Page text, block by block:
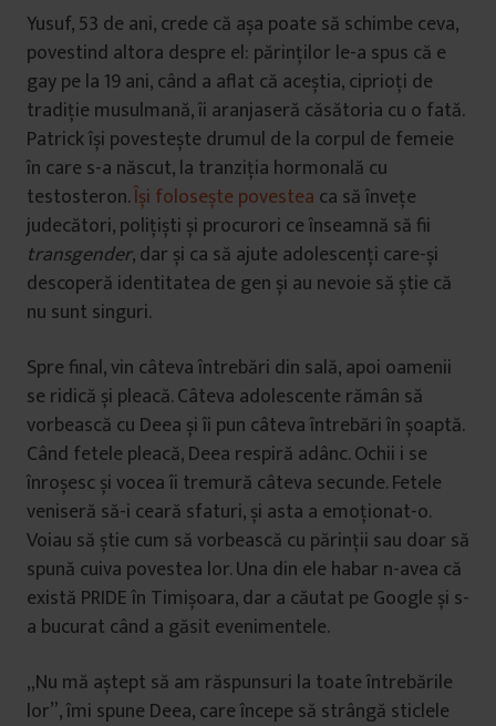
Yusuf, 53 de ani, crede că așa poate să schimbe ceva,
povestind altora despre el: părinților le-a spus că e
gay pe la 19 ani, când a aflat că aceștia, ciprioți de
tradiție musulmană, îi aranjaseră căsătoria cu o fată.
Patrick își povestește drumul de la corpul de femeie
în care s-a născut, la tranziția hormonală cu
testosteron.Își folosește povestea ca să învețe
judecători, polițiști și procurori ce înseamnă să fii
transgender, dar și ca să ajute adolescenți care-și
descoperă identitatea de gen și au nevoie să știe că
nu sunt singuri.
Spre final, vin câteva întrebări din sală, apoi oamenii
se ridică și pleacă. Câteva adolescente rămân să
vorbească cu Deea și îi pun câteva întrebări în șoaptă.
Când fetele pleacă, Deea respiră adânc. Ochii i se
înroșesc și vocea îi tremură câteva secunde. Fetele
veniseră să-i ceară sfaturi, și asta a emoționat-o.
Voiau să știe cum să vorbească cu părinții sau doar să
spună cuiva povestea lor. Una din ele habar n-avea că
există PRIDE în Timișoara, dar a căutat pe Google și s-
a bucurat când a găsit evenimentele.
„Nu mă aștept să am răspunsuri la toate întrebările
lor”, îmi spune Deea, care începe să strângă sticlele